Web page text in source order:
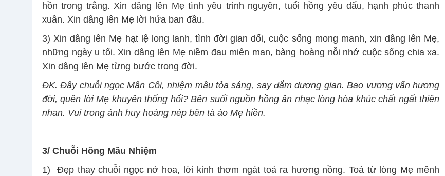
hồn trong trắng. Xin dâng lên Mẹ tình yêu trinh nguyên, tuổi hồng yêu dấu, hạnh phúc thanh
xuân. Xin dâng lên Mẹ lời hứa ban đầu.
3) Xin dâng lên Mẹ hạt lệ long lanh, tình đời gian dối, cuộc sống mong manh, xin dâng lên Mẹ,
những ngày u tối. Xin dâng lên Mẹ niềm đau miên man, bàng hoàng nỗi nhớ cuộc sống chia xa.
Xin dâng lên Mẹ từng bước trong đời.
ĐK. Đây chuỗi ngọc Mân Côi, nhiệm mầu tỏa sáng, say đắm dương gian. Bao vương vấn hương
đời, quên lời Mẹ khuyên thống hối? Bên suối nguồn hồng ân nhạc lòng hòa khúc chất ngất thiên
nhan. Vui trong ánh huy hoàng nép bên tà áo Mẹ hiền.
3/ Chuỗi Hồng Mầu Nhiệm
1) Đẹp thay chuỗi ngọc nở hoa, lời kinh thơm ngát toả ra hương nồng. Toả từ lòng Mẹ mênh